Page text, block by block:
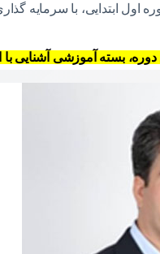
اول ابتدایی، با سرمایه
دوره، بسته آموزشی آشنایی